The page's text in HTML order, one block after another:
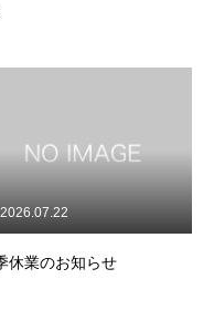
休業のお知らせ
2026.07.22